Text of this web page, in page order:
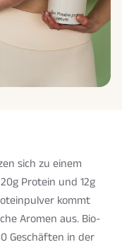
sich zu einem
Protein und 12g
kommt
Aromen aus. Bio-
Geschäften in der